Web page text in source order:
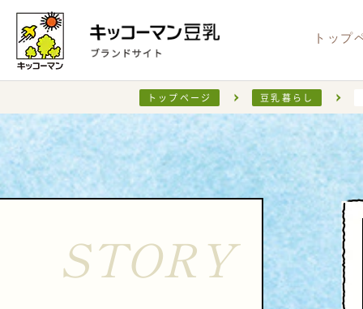
トップ
新商品 NEW
豆乳（無調整）
レシピ検索
おうちで
キャンペーン情報
健康・安心 サステ
お知らせ CM
X
トップページ 豆乳暮らし
STORY